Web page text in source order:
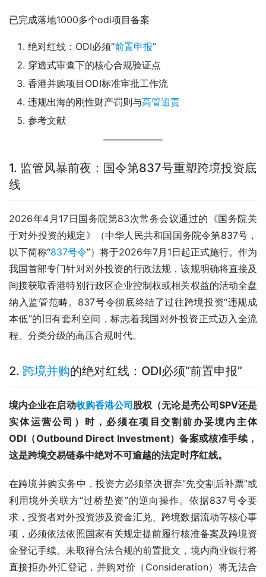
已完成落地1000多个odi项目备案
绝对红线：ODI必须“前置申报”
穿透式审查下的核心合规验证点
香港并购项目ODI标准审批工作流
违规出海的刚性财产罚则与高管追责
参考文献
1. 监管风暴前夜：国令第837号重塑跨境投资底
线
2026年4月17日国务院第83次常务会议通过的《国务院关
于对外投资的规定》（中华人民共和国国务院令第837号，
以下简称“837号令”）将于2026年7月1日起正式施行。作为
我国首部专门针对对外投资的行政法规，该规明确将直接及
间接获取香港特别行政区企业控制权或相关权益的活动全盘
纳入监管范畴。837号令彻底终结了过往跨境投资“违规成
本低”的旧有套利空间，标志着我国对外投资正式迈入全流
程、分类分级的高压合规时代。
2. 跨境并购的绝对红线：ODI必须“前置申报”
境内企业在启动收购香港公司 股权（无论是壳公司SPV还是
实体运营公司）时，必须在项目交割前办妥境内主体
ODI（Outbound Direct Investment）备案或核准手续，
这是跨境交易链条中绝对不可逾越的法定时序红线。
在跨境并购实务中，投资方必须坚决摒弃“先交割后补票”或
利用境外关联方“过桥垫资”的逆向操作。依据837号令要
求，投资者对外投资涉及资金汇兑、跨境数据流动等核心事
项，必须依法依照国家有关规定提前履行核准备案及跨境资
金登记手续。未取得合法合规的前置批文，境内商业银行将
直接拒办外汇登记，并购对价（Consideration）将无法合